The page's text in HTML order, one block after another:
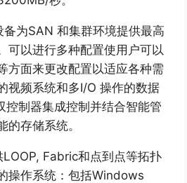
备为SAN 和集群环境提供最高
可以进行多种配置使用户可以
方面来更改配置以适应各种需
视频系统和多I/O 操作的数据
控制器集成控制并结合智能管
的存储系统。
LOOP, Fabric和点到点等拓扑
操作系统：包括Windows